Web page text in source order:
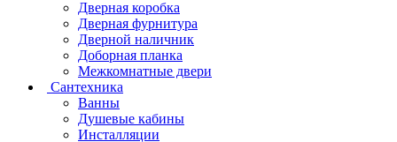
Дверная коробка
Дверная фурнитура
Дверной наличник
Доборная планка
Межкомнатные двери
Сантехника
Ванны
Душевые кабины
Инсталляции